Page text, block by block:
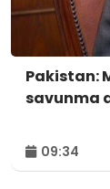
Pakistan:
savunma
09:34